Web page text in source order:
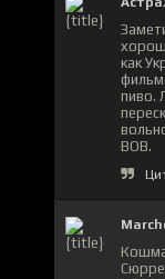
как
пиво.
ВОВ.